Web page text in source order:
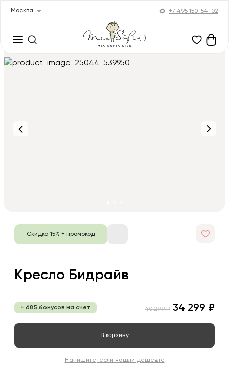
Москва +7 495 150-54-02
Скидка 15% + промокод
Кресло Бидрайв
+ 685 бонусов на счет 40 299 ₽ 34 299 ₽
В корзину
Напишите, если нашли дешевле